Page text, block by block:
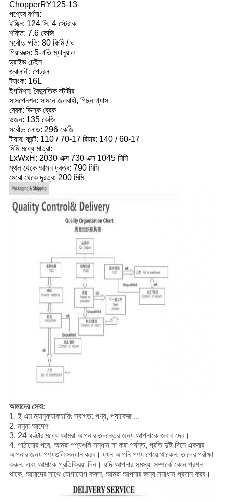
ChopperRY125-13
পণ্যের বর্ণনা:
ইঞ্জিন: 124 সি, 4 স্ট্রোক
শক্তি: 7.6 কেজি
সর্বোচ্চ গতি: 80 কিমি / ঘ
গিয়ারবক্স: 5-গতি ম্যানুয়াল
ড্রাইভ চেইন
জ্বালানী: পেট্রল
ট্যাংক: 16L
ইগনিশন: বৈদ্যুতিক স্টার্টার
সাসপেনশন: সামনে জলবাহী, পিছন গ্যাস
ব্রেক: ডিস্ক ব্রেক
ওজন: 135 কেজি
সর্বোচ্চ লোড: 296 কেজি
টায়ার: ফ্রন্ট: 110 / 70-17 রিয়ার: 140 / 60-17
মিমি মধ্যে মাত্রা:
LxWxH: 2030 এক্স 730 এক্স 1045 মিমি
স্থল থেকে আসন দূরত্ব: 790 মিমি
মেঝে থেকে দূরত্ব: 200 মিমি
আমাদের সেবা:
1. ই এম ম্যানুফ্যাকচারিং স্বাগত: পণ্য, প্যাকেজ ...
2. নমুনা আদেশ
3. 24 ঘণ্টার মধ্যে আমরা আপনার তদন্তের জন্য আপনাকে জবাব দেব।
4. পাঠানোর পরে, আমরা পণ্যগুলি সন্ধান না করা পর্যন্ত, প্রতি দুই দিনে একবার
আপনার জন্য পণ্যগুলি সন্ধান করব। যখন আপনি পণ্য পেয়ে থাকেন, তাদের পরীক্ষা
করুন, এবং আমাকে প্রতিক্রিয়া দিন। যদি আপনার সমস্যা সম্পর্কে কোন প্রশ্ন
থাকে, আমাদের সাথে যোগাযোগ করুন, আমরা আপনার জন্য সমাধান প্রদান করব।